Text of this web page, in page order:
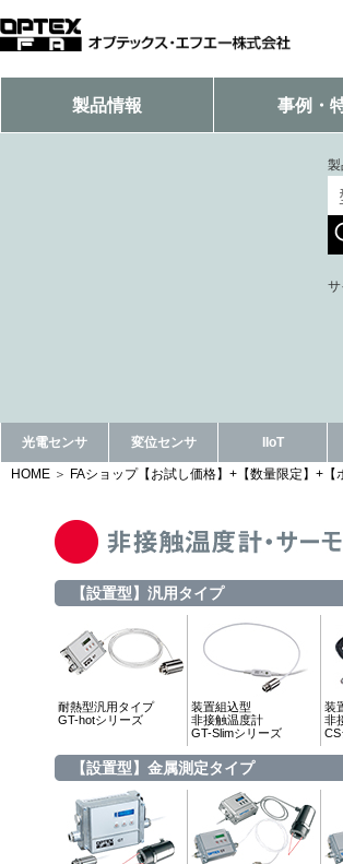
製品情報 事例・
製
光電センサ 変位センサ IIoT
HOME FAショップ【お試し価格】+【数量限定】+【
【設置型】汎用タイプ
耐熱型汎用タイプ
GT-hotシリーズ
装置組込型
非接触温度計
GT-Slimシリーズ
装
非
CS
【設置型】金属測定タイプ